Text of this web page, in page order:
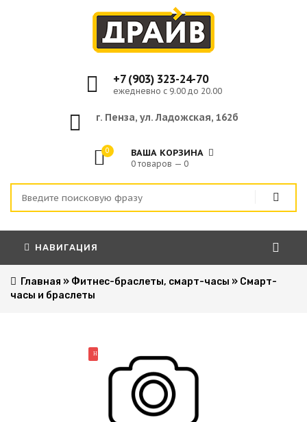
+7 (903) 323-24-70
ежедневно с 9.00 до 20.00
г. Пенза, ул. Ладожская, 162б
0 ВАША КОРЗИНА
0 товаров — 0
НАВИГАЦИЯ
Главная » Фитнес-браслеты, смарт-часы » Смарт-
часы и браслеты
НОВИНКА